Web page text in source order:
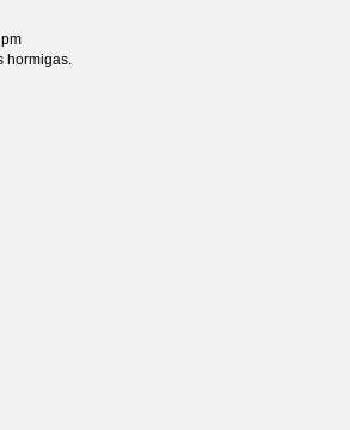
hormigas.